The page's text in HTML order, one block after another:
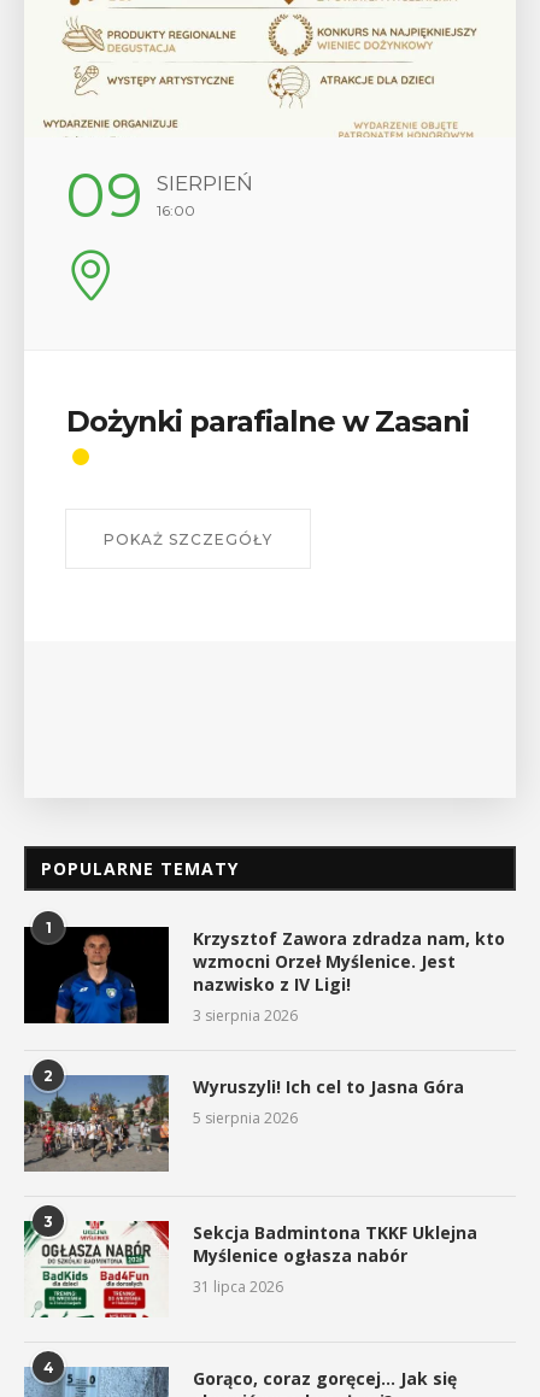
09 SIERPIEŃ
16:00
Dożynki parafialne w Zasani
POKAŻ SZCZEGÓŁY
POPULARNE TEMATY
1
Krzysztof Zawora zdradza nam, kto
wzmocni Orzeł Myślenice. Jest
nazwisko z IV Ligi!
3 sierpnia 2026
2 Wyruszyli! Ich cel to Jasna Góra
5 sierpnia 2026
3
Sekcja Badmintona TKKF Uklejna
Myślenice ogłasza nabór
31 lipca 2026
4
Gorąco, coraz goręcej… Jak się